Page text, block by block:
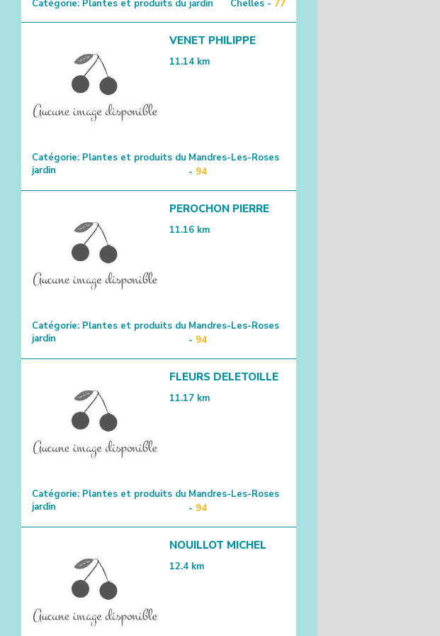
Catégorie: Plantes et produits du jardin Chelles - 77
VENET PHILIPPE
11.14 km
Catégorie: Plantes et produits du
jardin
Mandres-Les-Roses
- 94
PEROCHON PIERRE
11.16 km
Catégorie: Plantes et produits du
jardin
Mandres-Les-Roses
- 94
FLEURS DELETOILLE
11.17 km
Catégorie: Plantes et produits du
jardin
Mandres-Les-Roses
- 94
NOUILLOT MICHEL
12.4 km